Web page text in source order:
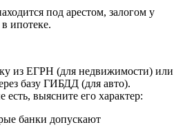
под арестом, залогом у
ипотеке.
из ЕГРН (для недвижимости) или
базу ГИБДД (для авто).
есть, выясните его характер:
банки допускают